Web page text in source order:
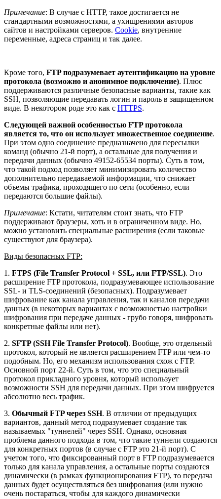
Примечание: В случае с HTTP, такое достигается не
стандартными возможностями, а ухищрениями авторов
сайтов и настройками серверов. Cookie, внутренние
переменные, адреса страниц и так далее.
Кроме того, FTP подразумевает аутентификацию на уровне
протокола (возможно и анонимное подключение). Плюс
поддерживаются различные безопасные варианты, такие как
SSH, позволяющие передавать логин и пароль в защищенном
виде. В некотором роде это как с HTTPS.
Следующей важной особенностью FTP протокола
является то, что он использует множественное соединение.
При этом одно соединение предназначено для пересылки
команд (обычно 21-й порт), а остальные для получения и
передачи данных (обычно 49152-65534 порты). Суть в том,
что такой подход позволяет минимизировать количество
дополнительно передаваемой информации, что снижает
объемы трафика, проходящего по сети (особенно, если
передаются большие файлы).
Примечание: Кстати, читателям стоит знать, что FTP
поддерживают браузеры, хоть и в ограниченном виде. Но,
можно установить специальные расширения (если таковые
существуют для браузера).
Виды безопасных FTP:
1. FTPS (File Transfer Protocol + SSL, или FTP/SSL). Это
расширение FTP протокола, подразумевающее использование
SSL- и TLS-соединений (безопасных). Подразумевает
шифрование как канала управления, так и каналов передачи
данных (в некоторых вариантах с возможностью настройки
шифрования при передаче данных - грубо говоря, шифровать
конкретные файлы или нет).
2. SFTP (SSH File Transfer Protocol). Вообще, это отдельный
протокол, который не является расширением FTP или чем-то
подобным. Но, его механизм использования схож с FTP.
Основной порт 22-й. Суть в том, что это специальный
протокол прикладного уровня, который использует
возможности SSH для передачи данных. При этом шифруется
абсолютно весь трафик.
3. Обычный FTP через SSH. В отличии от предыдущих
вариантов, данный метод подразумевает создание так
называемых "туннелей" через SSH. Однако, основная
проблема данного подхода в том, что такие туннели создаются
для конкретных портов (в случае с FTP это 21-й порт). С
учетом того, что фиксированный порт в FTP подразумевается
только для канала управления, а остальные порты создаются
динамически (в рамках функционирования FTP), то передача
данных будет осуществляться без шифрования (или нужно
очень постараться, чтобы для каждого динамически